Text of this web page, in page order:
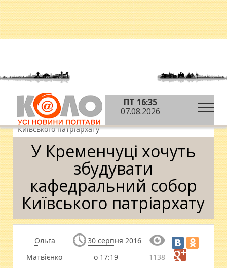
ПТ 16:35
07.08.2026
Головна » Новини » Суспільство
Кременчуці хочуть збудувати кафедральний собор
Київського патріархату
У Кременчуці хочуть
збудувати
кафедральний собор
Київського патріархату
Ольга
Матвієнко
30 серпня 2016
о 17:19
1138